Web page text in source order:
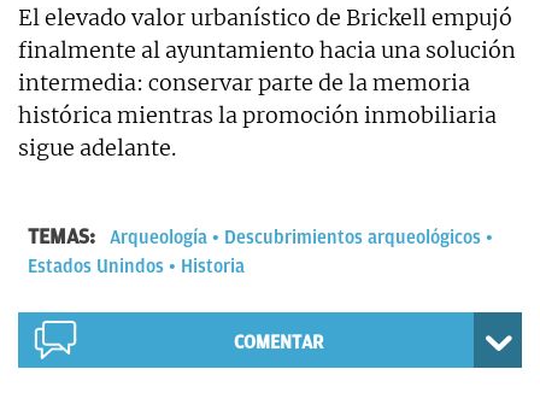
El elevado valor urbanístico de Brickell empujó
finalmente al ayuntamiento hacia una solución
intermedia: conservar parte de la memoria
histórica mientras la promoción inmobiliaria
sigue adelante.
TEMAS: Arqueología
Descubrimientos arqueológicos
Estados Unindos
Historia
COMENTAR